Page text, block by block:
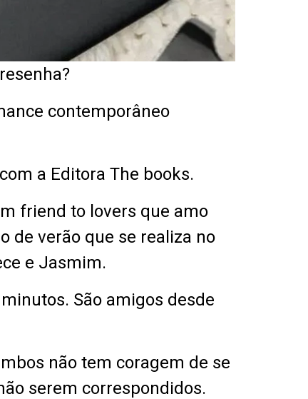
contemporâneo
a Editora The books.
friend to lovers que amo
de verão que se realiza no
e Jasmim.
São amigos desde
não tem coragem de se
serem correspondidos.